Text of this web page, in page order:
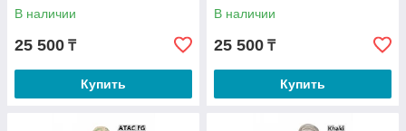
В наличии
25 500 ₸
Купить
В наличии
25 500 ₸
Купить